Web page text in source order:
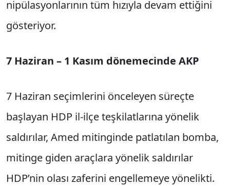
nipülasyonlarının tüm hızıyla devam ettiğini
gösteriyor.
7 Haziran – 1 Kasım dönemecinde AKP
7 Haziran seçimlerini önceleyen süreçte
başla­yan HDP il-ilçe teşkilatlarına yönelik
saldırılar, Amed mitinginde patlatılan bomba,
mitinge giden araçlara yönelik saldırılar
HDP’nin olası zaferini engellemeye yönelikti.